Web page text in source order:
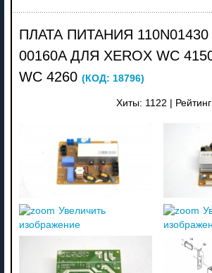
ПЛАТА ПИТАНИЯ 110N01430
00160A ДЛЯ XEROX WC
WC 4260 (КОД: 18796)
Хиты: 1122
Увеличить
изображение